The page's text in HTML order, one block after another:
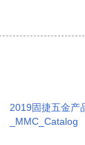
2019固捷五金产
_MMC_Catalog